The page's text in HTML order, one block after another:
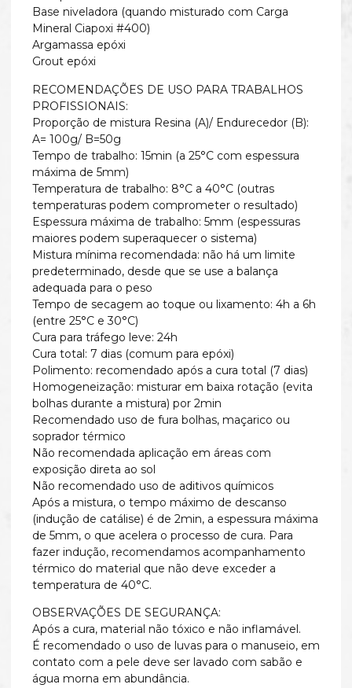
Base niveladora (quando misturado com Carga
Mineral Ciapoxi #400)
Argamassa epóxi
Grout epóxi
RECOMENDAÇÕES DE USO PARA TRABALHOS
PROFISSIONAIS:
Proporção de mistura Resina (A)/ Endurecedor (B):
A= 100g/ B=50g
Tempo de trabalho: 15min (a 25°C com espessura
máxima de 5mm)
Temperatura de trabalho: 8°C a 40°C (outras
temperaturas podem comprometer o resultado)
Espessura máxima de trabalho: 5mm (espessuras
maiores podem superaquecer o sistema)
Mistura mínima recomendada: não há um limite
predeterminado, desde que se use a balança
adequada para o peso
Tempo de secagem ao toque ou lixamento: 4h a 6h
(entre 25°C e 30°C)
Cura para tráfego leve: 24h
Cura total: 7 dias (comum para epóxi)
Polimento: recomendado após a cura total (7 dias)
Homogeneização: misturar em baixa rotação (evita
bolhas durante a mistura) por 2min
Recomendado uso de fura bolhas, maçarico ou
soprador térmico
Não recomendada aplicação em áreas com
exposição direta ao sol
Não recomendado uso de aditivos químicos
Após a mistura, o tempo máximo de descanso
(indução de catálise) é de 2min, a espessura máxima
de 5mm, o que acelera o processo de cura. Para
fazer indução, recomendamos acompanhamento
térmico do material que não deve exceder a
temperatura de 40°C.
OBSERVAÇÕES DE SEGURANÇA:
Após a cura, material não tóxico e não inflamável.
É recomendado o uso de luvas para o manuseio, em
contato com a pele deve ser lavado com sabão e
água morna em abundância.